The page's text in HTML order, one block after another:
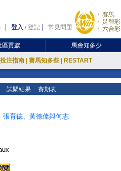
登入 /登記 常見問題
賽馬
足智彩
六合彩
區貢獻 馬會知多少
投注指南 賽馬知多些 RESTART
試閘結果 賽期表
張育德、黃德偉與何志